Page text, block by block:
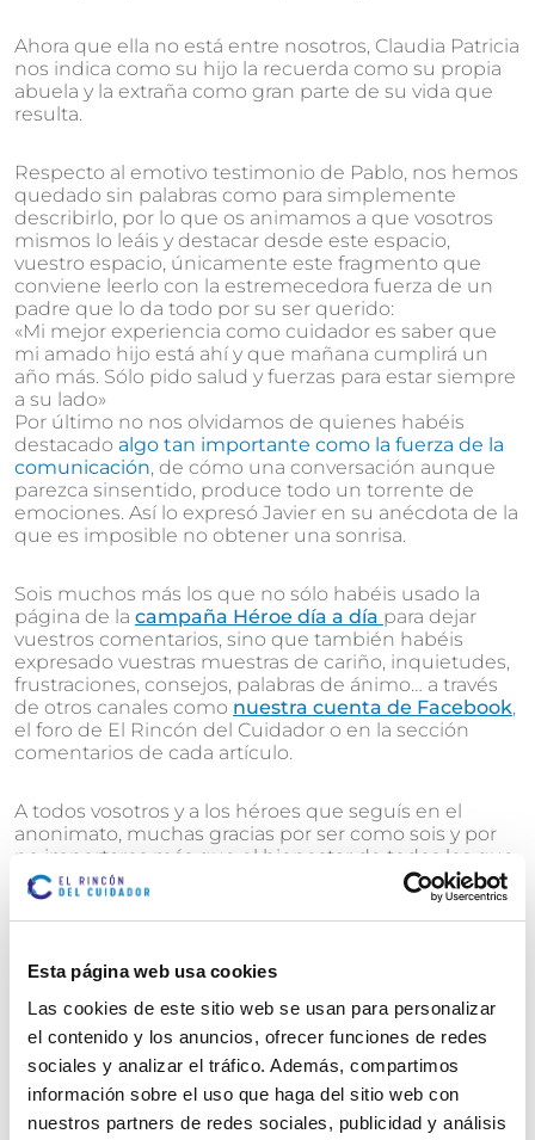
Esta página web usa cookies
Las cookies de este sitio web se usan para personalizar
el contenido y los anuncios, ofrecer funciones de redes
sociales y analizar el tráfico. Además, compartimos
información sobre el uso que haga del sitio web con
nuestros partners de redes sociales, publicidad y análisis
Ahora que ella no está entre nosotros, Claudia Patricia
nos indica como su hijo la recuerda como su propia
abuela y la extraña como gran parte de su vida que
resulta.
Respecto al emotivo testimonio de Pablo, nos hemos
quedado sin palabras como para simplemente
describirlo, por lo que os animamos a que vosotros
mismos lo leáis y destacar desde este espacio,
vuestro espacio, únicamente este fragmento que
conviene leerlo con la estremecedora fuerza de un
padre que lo da todo por su ser querido:
«Mi mejor experiencia como cuidador es saber que
mi amado hijo está ahí y que mañana cumplirá un
año más. Sólo pido salud y fuerzas para estar siempre
a su lado»
Por último no nos olvidamos de quienes habéis
destacado algo tan importante como la fuerza de la
comunicación, de cómo una conversación aunque
parezca sinsentido, produce todo un torrente de
emociones. Así lo expresó Javier en su anécdota de la
que es imposible no obtener una sonrisa.
Sois muchos más los que no sólo habéis usado la
página de la campaña Héroe día a día para dejar
vuestros comentarios, sino que también habéis
expresado vuestras muestras de cariño, inquietudes,
frustraciones, consejos, palabras de ánimo… a través
de otros canales como nuestra cuenta de Facebook,
el foro de El Rincón del Cuidador o en la sección
comentarios de cada artículo.
A todos vosotros y a los héroes que seguís en el
anonimato, muchas gracias por ser como sois y por
no importaros más que el bienestar de todos los que
os rodean, ¡Muchas gracias cuidadores héroes!
Marcar como artículo favorito
ARTÍCULOS
RELACIONADOS